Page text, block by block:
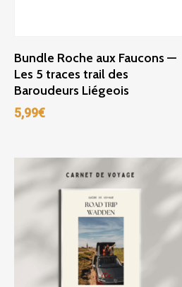
Ajouter Au Panier
Bundle Roche aux Faucons —
Les 5 traces trail des
Baroudeurs Liégeois
5,99€